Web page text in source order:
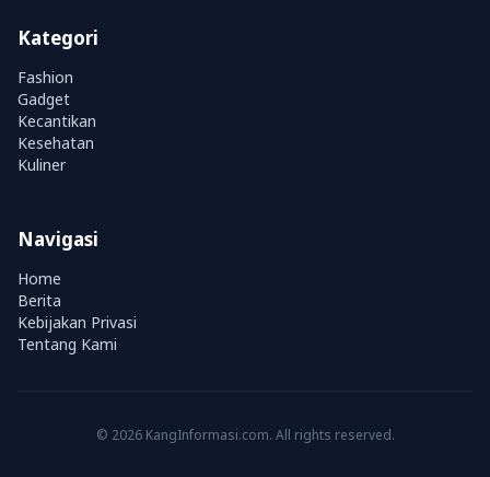
Kategori
Fashion
Gadget
Kecantikan
Kesehatan
Kuliner
Navigasi
Home
Berita
Kebijakan Privasi
Tentang Kami
© 2026 KangInformasi.com. All rights reserved.